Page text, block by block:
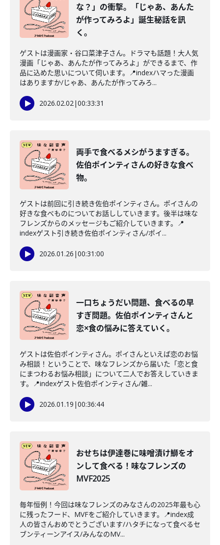
な？」の衝撃。「じゃあ、あんた
が作ってみろよ」誕生秘話を訊
く。
ゲストは漫画家・谷口菜津子さん。ドラマも話題！大人気
漫画「じゃあ、あんたが作ってみろよ」ができるまで、作
品に込めた思いについて伺います。📍indexハマった漫画
はありますか/じゃあ、あんたが作ってみろ...
2026.02.02|00:33:31
両手で食べるメシがうますぎる。
佐伯ポインティさんの好きな食べ
物。
ゲストは前回に引き続き佐伯ポインティさん。ポイさんの
好きな食べものについてお話ししていきます。後半は味な
フレンズからのメッセージもご紹介していきます。📍
indexゲスト引き続き佐伯ポインティさん/ポイ...
2026.01.26 |00:31:00
一口ちょうだい問題、食べるの早
すぎ問題。佐伯ポインティさんと
恋×食の悩みに答えていく。
ゲストは佐伯ポインティさん。ポイさんといえば恋のお悩
み相談！ということで、味なフレンズから届いた「恋と食
にまつわるお悩み相談」について二人でお答えしていきま
す。📍indexゲスト佐伯ポインティさん/雑...
2026.01.19 |00:36:44
おせちは伊達巻に味噌漬け鰤をオ
ンして食べる！味なフレンズの
MVF2025
毎年恒例！今回は味なフレンズのみなさんの2025年最も心
に残ったフード、MVFをご紹介していきます。📍index成
人の皆さんおめでとうございます/ハタチになって食べるセ
ブンティーンアイス/みんなのMV...